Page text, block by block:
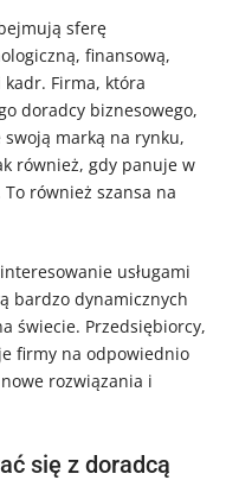
sferę
finansową,
Firma, która
doradcy biznesowego,
marką na rynku,
również, gdy panuje w
również szansa na
usługami
bardzo dynamicznych
świecie. Przedsiębiorcy,
firmy na odpowiednio
rozwiązania i
się z doradcą